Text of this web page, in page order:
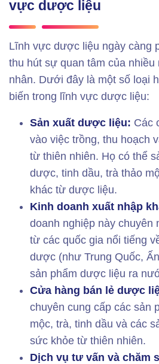
vực dược liệu
Lĩnh vực dược liệu ngày càng
thu hút sự quan tâm của
nhân. Dưới đây là một số loại
biến trong lĩnh vực dược liệu:
Sản xuất dược liệu: Các
vào việc trồng, thu hoạch
từ thiên nhiên. Họ có thể
dược, tinh dầu, trà thảo
khác từ dược liệu.
Kinh doanh xuất nhập
doanh nghiệp này chuyên
từ các quốc gia nổi tiếng
dược (như Trung Quốc,
sản phẩm dược liệu ra
Cửa hàng bán lẻ dược
chuyên cung cấp các sản
mộc, trà, tinh dầu và các
sức khỏe từ thiên nhiên.
Dịch vụ tư vấn và chăm